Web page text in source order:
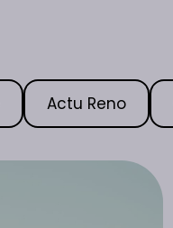
Actu Reno